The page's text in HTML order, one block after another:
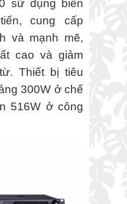
sử dụng biến
cung cấp
và mạnh mẽ,
cao và giảm
Thiết bị tiêu
300W ở chế
516W ở công